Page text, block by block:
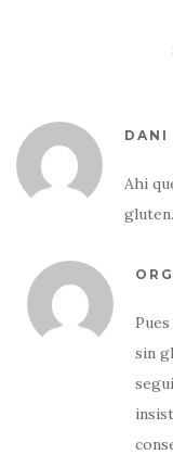
DANI
Ahi
sin